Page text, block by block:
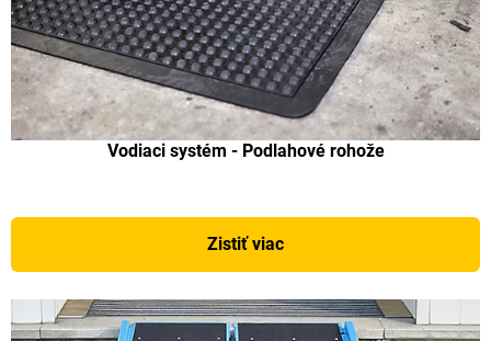
Vodiaci systém - Podlahové rohože
Zistiť viac